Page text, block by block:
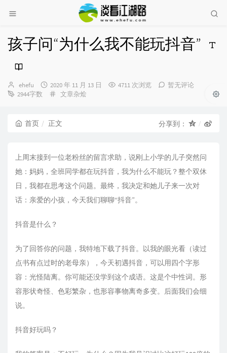
孩子问“为什么我不能玩抖音”
博
主：
ehefu
发
布
2020 年 11 月 13 日 4711 次浏览
暂无评论
2944字数
分
文章杂烩
首页 正文 分享到：
上周末接到一位老粉丝的留言求助，说刚上小学的儿子突然问
她：妈妈，全班同学都在玩抖音，我为什么不能玩？整个双休
日，我都在思考这个问题。最终，我决定和她儿子来一次对
话：亲爱的小孩，今天我们聊聊“抖音”。
抖音是什么？
为了回答你的问题，我特地下载了抖音。以我的眼光看（读过
点书有点过时的老母亲），今天初遇抖音，可以用四个字形
容：光怪陆离。你可能还没学到这个成语。这是个中性词。形
容形状奇怪、色彩繁杂，也形容事物离奇多变。后面我们会细
说。
抖音好玩吗？